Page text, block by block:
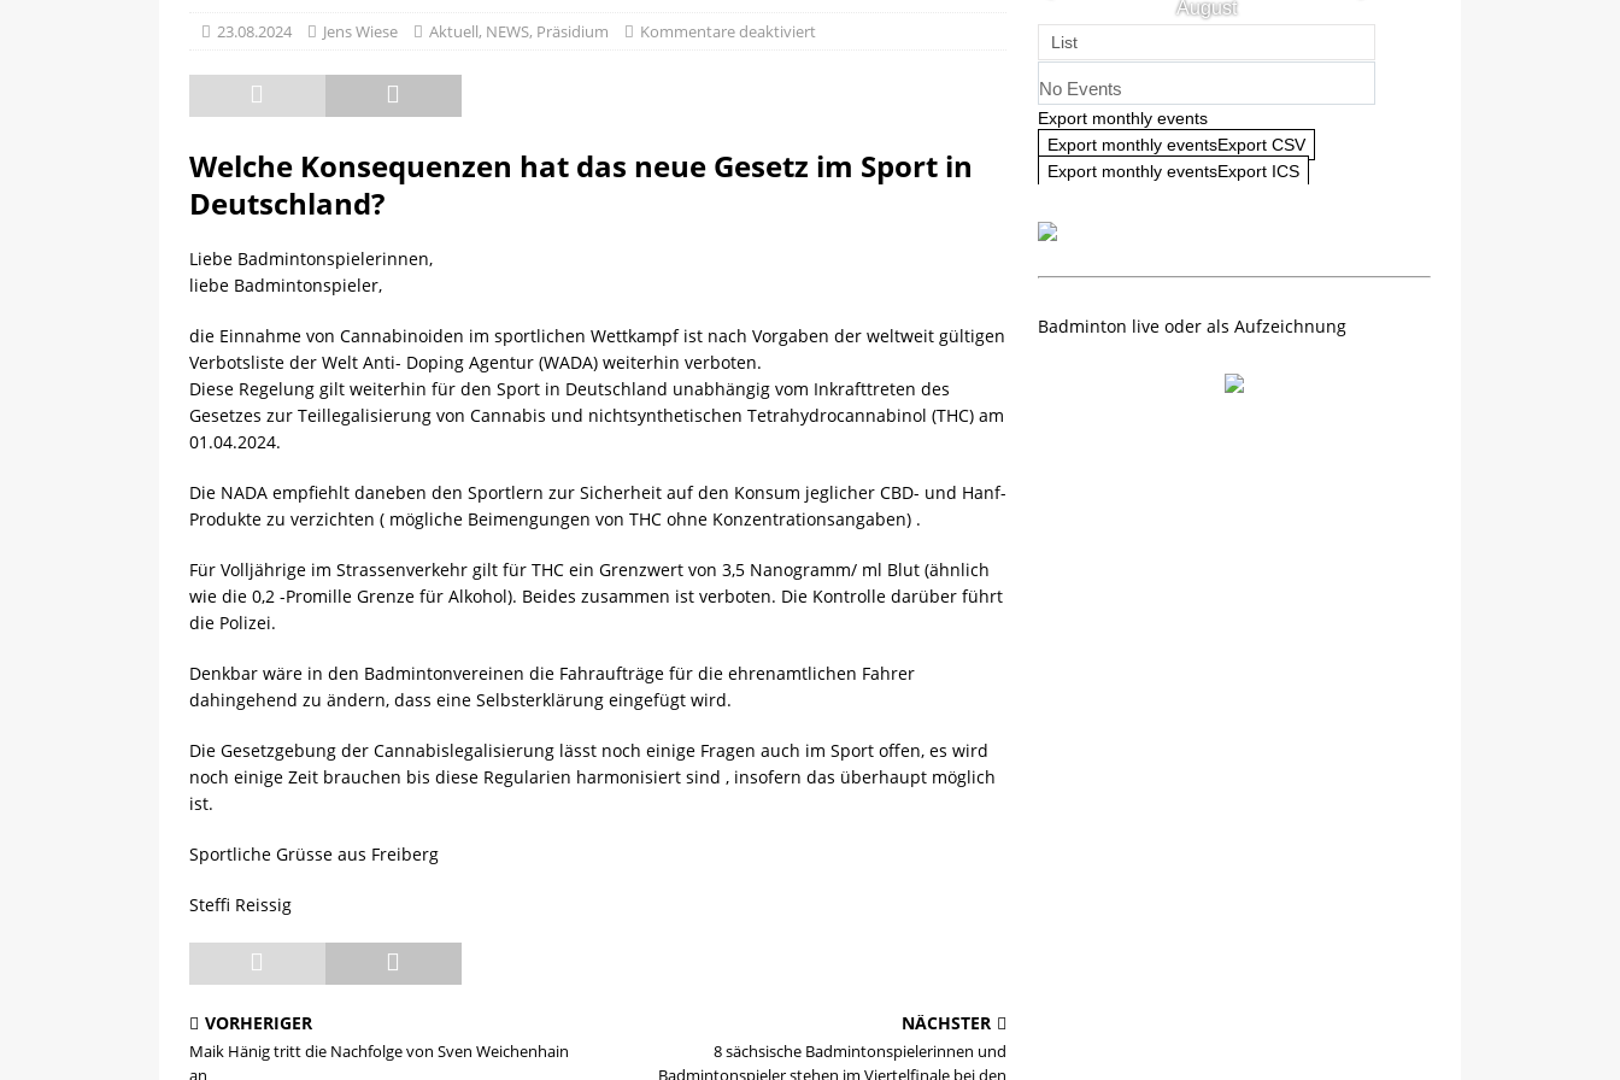
[ 08.05.2025 ] 💪 C-Trainerausbildung 2025/2026 – Es geht wieder los! 🏸
23.08.2024 Jens Wiese Aktuell, NEWS, Präsidium Kommentare deaktiviert
Welche Konsequenzen hat das neue Gesetz im Sport in
Deutschland?
Liebe Badmintonspielerinnen,
liebe Badmintonspieler,
die Einnahme von Cannabinoiden im sportlichen Wettkampf ist nach Vorgaben der weltweit gültigen
Verbotsliste der Welt Anti- Doping Agentur (WADA) weiterhin verboten.
Diese Regelung gilt weiterhin für den Sport in Deutschland unabhängig vom Inkrafttreten des
Gesetzes zur Teillegalisierung von Cannabis und nichtsynthetischen Tetrahydrocannabinol (THC) am
01.04.2024.
Die NADA empfiehlt daneben den Sportlern zur Sicherheit auf den Konsum jeglicher CBD- und Hanf-
Produkte zu verzichten ( mögliche Beimengungen von THC ohne Konzentrationsangaben) .
Für Volljährige im Strassenverkehr gilt für THC ein Grenzwert von 3,5 Nanogramm/ ml Blut (ähnlich
wie die 0,2 -Promille Grenze für Alkohol). Beides zusammen ist verboten. Die Kontrolle darüber führt
die Polizei.
Denkbar wäre in den Badmintonvereinen die Fahraufträge für die ehrenamtlichen Fahrer
dahingehend zu ändern, dass eine Selbsterklärung eingefügt wird.
Die Gesetzgebung der Cannabislegalisierung lässt noch einige Fragen auch im Sport offen, es wird
noch einige Zeit brauchen bis diese Regularien harmonisiert sind , insofern das überhaupt möglich
ist.
Sportliche Grüsse aus Freiberg
Steffi Reissig
VORHERIGER
Maik Hänig tritt die Nachfolge von Sven Weichenhain
an
NÄCHSTER
8 sächsische Badmintonspielerinnen und
Badmintonspieler stehen im Viertelfinale bei den
August
List
No Events
Export monthly events
Export monthly eventsExport CSV
Export monthly eventsExport ICS
Badminton live oder als Aufzeichnung